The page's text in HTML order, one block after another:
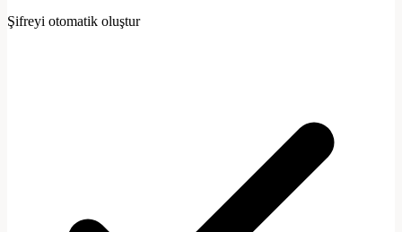
Şifreyi otomatik oluştur